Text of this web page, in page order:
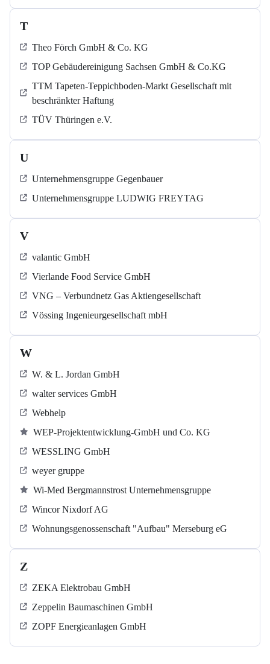
T
Theo Förch GmbH & Co. KG
TOP Gebäudereinigung Sachsen GmbH & Co.KG
TTM Tapeten-Teppichboden-Markt Gesellschaft mit
beschränkter Haftung
TÜV Thüringen e.V.
U
Unternehmensgruppe Gegenbauer
Unternehmensgruppe LUDWIG FREYTAG
V
valantic GmbH
Vierlande Food Service GmbH
VNG – Verbundnetz Gas Aktiengesellschaft
Vössing Ingenieurgesellschaft mbH
W
W. & L. Jordan GmbH
walter services GmbH
Webhelp
WEP-Projektentwicklung-GmbH und Co. KG
WESSLING GmbH
weyer gruppe
Wi-Med Bergmannstrost Unternehmensgruppe
Wincor Nixdorf AG
Wohnungsgenossenschaft "Aufbau" Merseburg eG
Z
ZEKA Elektrobau GmbH
Zeppelin Baumaschinen GmbH
ZOPF Energieanlagen GmbH